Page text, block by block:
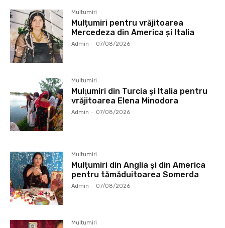
Multumiri
Mulțumiri pentru vrăjitoarea
Mercedeza din America și Italia
Admin - 07/08/2026
Multumiri
Mulţumiri din Turcia și Italia pentru
vrăjitoarea Elena Minodora
Admin - 07/08/2026
Multumiri
Mulțumiri din Anglia și din America
pentru tămăduitoarea Somerda
Admin - 07/08/2026
Multumiri